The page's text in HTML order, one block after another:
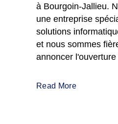
à Bourgoin-Jallieu.
une entreprise
solutions
et nous sommes
annoncer l'ouverture
Read More